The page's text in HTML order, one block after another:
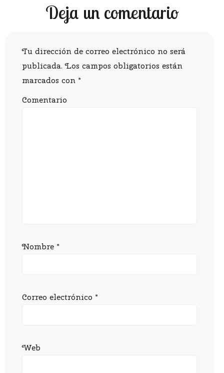
Deja un comentario
Tu dirección de correo electrónico no será
publicada. Los campos obligatorios están
marcados con *
Comentario
Nombre *
Correo electrónico *
Web